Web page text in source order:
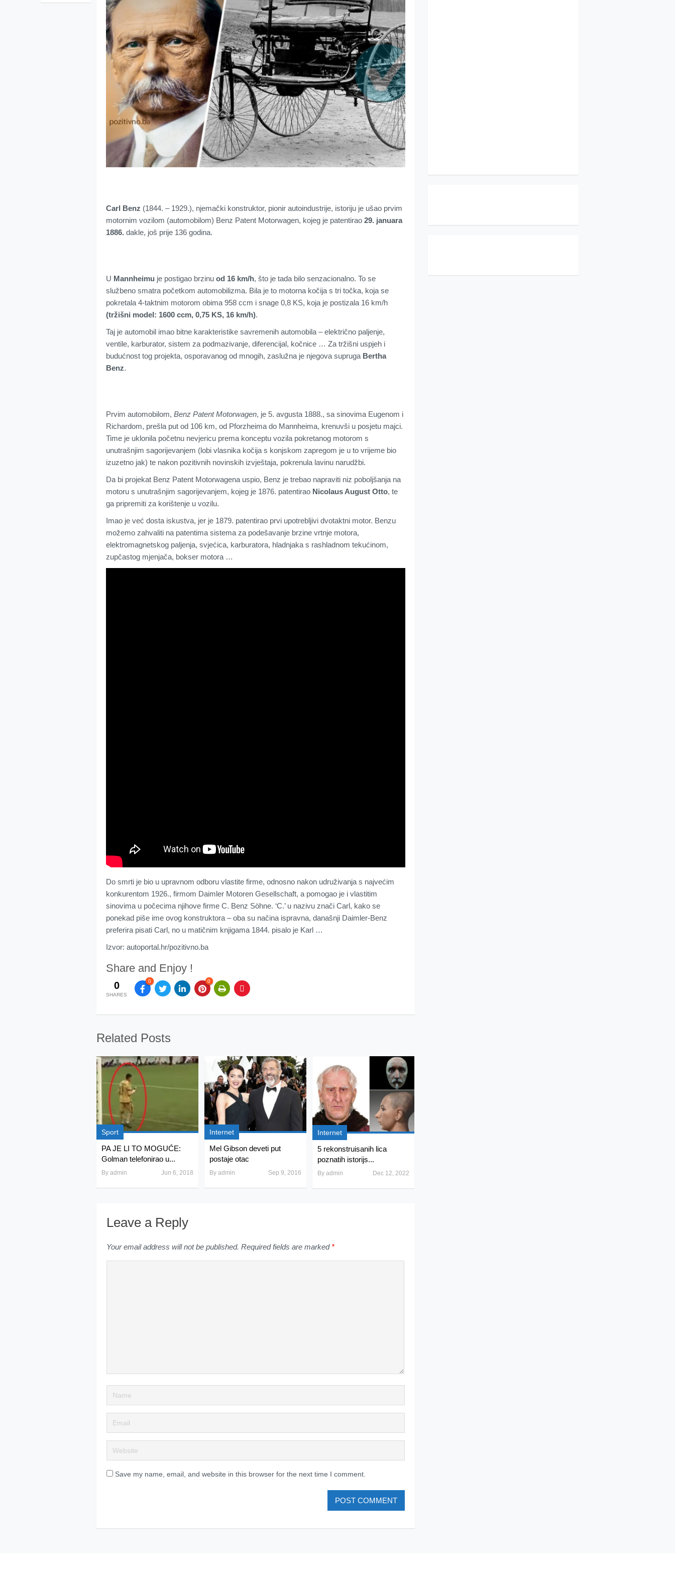
Carl Benz (1844. – 1929.), njemački konstruktor, pionir autoindustrije, istoriju je ušao prvim
motornim vozilom (automobilom) Benz Patent Motorwagen, kojeg je patentirao 29. januara
1886. dakle, još prije 136 godina.
U Mannheimu je postigao brzinu od 16 km/h, što je tada bilo senzacionalno. To se
službeno smatra početkom automobilizma. Bila je to motorna kočija s tri točka, koja se
pokretala 4-taktnim motorom obima 958 ccm i snage 0,8 KS, koja je postizala 16 km/h
(tržišni model: 1600 ccm, 0,75 KS, 16 km/h).
Taj je automobil imao bitne karakteristike savremenih automobila – električno paljenje,
ventile, karburator, sistem za podmazivanje, diferencijal, kočnice … Za tržišni uspjeh i
budućnost tog projekta, osporavanog od mnogih, zaslužna je njegova supruga Bertha
Benz.
Prvim automobilom, Benz Patent Motorwagen, je 5. avgusta 1888., sa sinovima Eugenom i
Richardom, prešla put od 106 km, od Pforzheima do Mannheima, krenuvši u posjetu majci.
Time je uklonila početnu nevjericu prema konceptu vozila pokretanog motorom s
unutrašnjim sagorijevanjem (lobi vlasnika kočija s konjskom zapregom je u to vrijeme bio
izuzetno jak) te nakon pozitivnih novinskih izvještaja, pokrenula lavinu narudžbi.
Da bi projekat Benz Patent Motorwagena uspio, Benz je trebao napraviti niz poboljšanja na
motoru s unutrašnjim sagorijevanjem, kojeg je 1876. patentirao Nicolaus August Otto, te
ga pripremiti za korištenje u vozilu.
Imao je već dosta iskustva, jer je 1879. patentirao prvi upotrebljivi dvotaktni motor. Benzu
možemo zahvaliti na patentima sistema za podešavanje brzine vrtnje motora,
elektromagnetskog paljenja, svjećica, karburatora, hladnjaka s rashladnom tekućinom,
zupčastog mjenjača, bokser motora …
Do smrti je bio u upravnom odboru vlastite firme, odnosno nakon udruživanja s najvećim
konkurentom 1926., firmom Daimler Motoren Gesellschaft, a pomogao je i vlastitim
sinovima u počecima njihove firme C. Benz Söhne. ‘C.’ u nazivu znači Carl, kako se
ponekad piše ime ovog konstruktora – oba su načina ispravna, današnji Daimler-Benz
preferira pisati Carl, no u matičnim knjigama 1844. pisalo je Karl …
Izvor: autoportal.hr/pozitivno.ba
Share and Enjoy !
0
SHARES
0 0
Related Posts
Sport
PA JE LI TO MOGUĆE:
Golman telefonirao u...
By admin Jun 6, 2018
Internet
Mel Gibson deveti put
postaje otac
By admin Sep 9, 2016
Internet
5 rekonstruisanih lica
poznatih istorijs...
By admin Dec 12, 2022
Leave a Reply
Your email address will not be published. Required fields are marked *
Save my name, email, and website in this browser for the next time I comment.